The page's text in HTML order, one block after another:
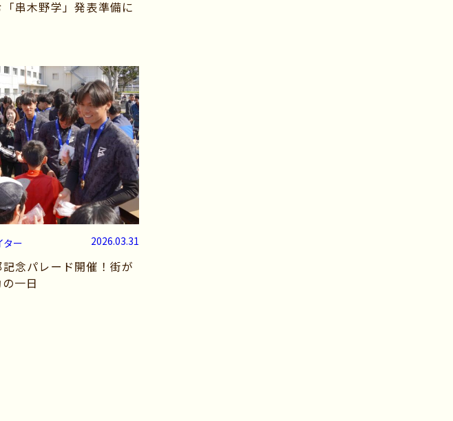
串木野学」発表準備に
ター 2026.03.31
念パレード開催！街が
一日